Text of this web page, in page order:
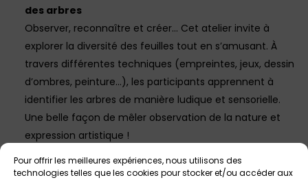
Pour offrir les meilleures expériences, nous utilisons des
technologies telles que les cookies pour stocker et/ou accéder aux
des arbres
Observer, reconnaître et créer… Cet atelier invite à
explorer la diversité des feuilles tout en s’amusant. À
travers différentes techniques (empreintes, jeux, dessin
d’ombres, peinture…), les participants apprennent à
identifier les arbres de manière ludique et sensorielle.
Une belle façon de mêler observation de la nature et
expression artistique !
Du 3 août au 9 août : Découverte de la fabrication